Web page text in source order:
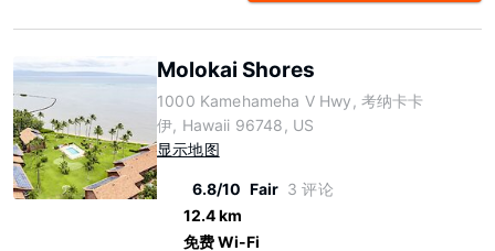
Molokai Shores
1000 Kamehameha V Hwy, 考纳卡卡
伊, Hawaii 96748, US
显示地图
6.8/10 Fair 3 评论
12.4 km
免费 Wi-Fi